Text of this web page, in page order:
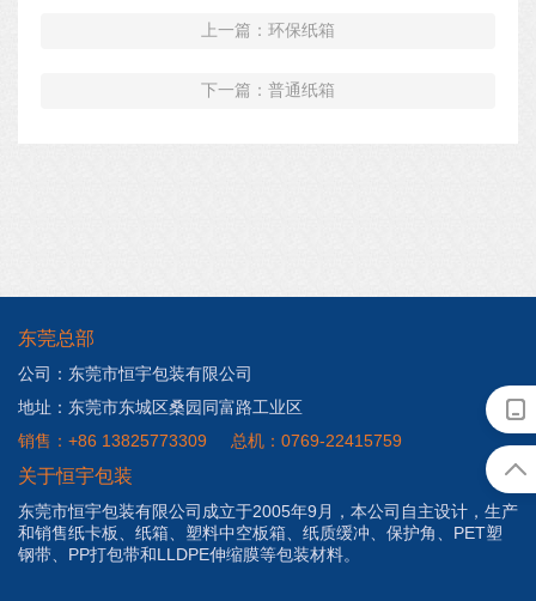
上一篇：环保纸箱
下一篇：普通纸箱
东莞总部
公司：东莞市恒宇包装有限公司
地址：东莞市东城区桑园同富路工业区
销售：+86 13825773309
总机：0769-22415759
关于恒宇包装
东莞市恒宇包装有限公司成立于2005年9月，本公司自主设计，生产
和销售纸卡板、纸箱、塑料中空板箱、纸质缓冲、保护角、PET塑
钢带、PP打包带和LLDPE伸缩膜等包装材料。